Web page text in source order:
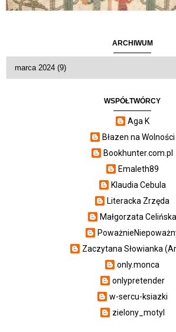
ARCHIWUM
WSPÓŁTWÓRCY
Aga K
Błazen na Wolności
Bookhunter.com.pl
Emaleth89
Klaudia Cebula
Literacka Zrzęda
Małgorzata Celińska
Zaczytana Słowianka
only.monca
onlypretender
w-sercu-ksiazki
zielony_motyl